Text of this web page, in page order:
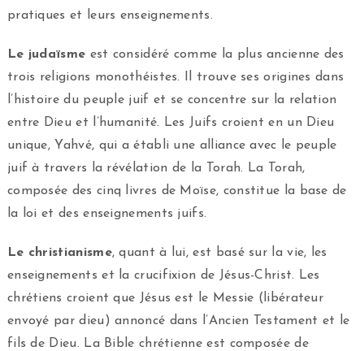
pratiques et leurs enseignements.
Le judaïsme est considéré comme la plus ancienne des
trois religions monothéistes. Il trouve ses origines dans
l’histoire du peuple juif et se concentre sur la relation
entre Dieu et l’humanité. Les Juifs croient en un Dieu
unique, Yahvé, qui a établi une alliance avec le peuple
juif à travers la révélation de la Torah. La Torah,
composée des cinq livres de Moïse, constitue la base de
la loi et des enseignements juifs.
Le christianisme, quant à lui, est basé sur la vie, les
enseignements et la crucifixion de Jésus-Christ. Les
chrétiens croient que Jésus est le Messie (libérateur
envoyé par dieu) annoncé dans l’Ancien Testament et le
fils de Dieu. La Bible chrétienne est composée de